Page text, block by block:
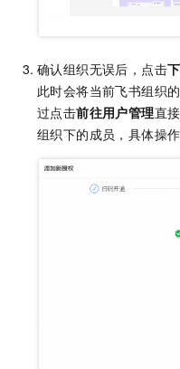
确认组织无误后，点击
此时会将当前飞书组织
过点击前往用户管理直
组织下的成员，具体操